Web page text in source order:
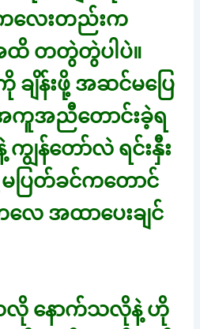
ကလေးတည်းက
ထိ တတွဲတွဲပါပဲ။
ချိန်းဖို့ အဆင်မပြေ
ကူအညီတောင်းခဲ့ရ
ကျွန်တော်လဲ ရင်းနှီး
မပြတ်ခင်ကတောင်
ေ အထာပေးချင်
လို နောက်သလိုနဲ့ ဟို